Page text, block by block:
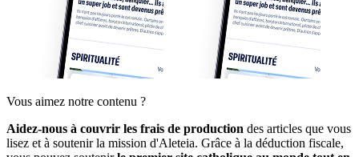
Vous aimez notre contenu ?
Aidez-nous à couvrir les frais de production des articles que vous
lisez et à soutenir la mission d'Aleteia. Grâce à la déduction fiscale,